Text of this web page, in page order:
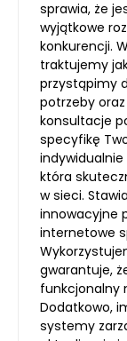
sprawia, że
wyjątkowe
konkurencji.
traktujemy
przystąpimy
potrzeby
konsultacje
specyfikę
która
w sieci.
innowacyjne
internetowe
gwarantuje,
funkcjonalny
Dodatkowo,
systemy